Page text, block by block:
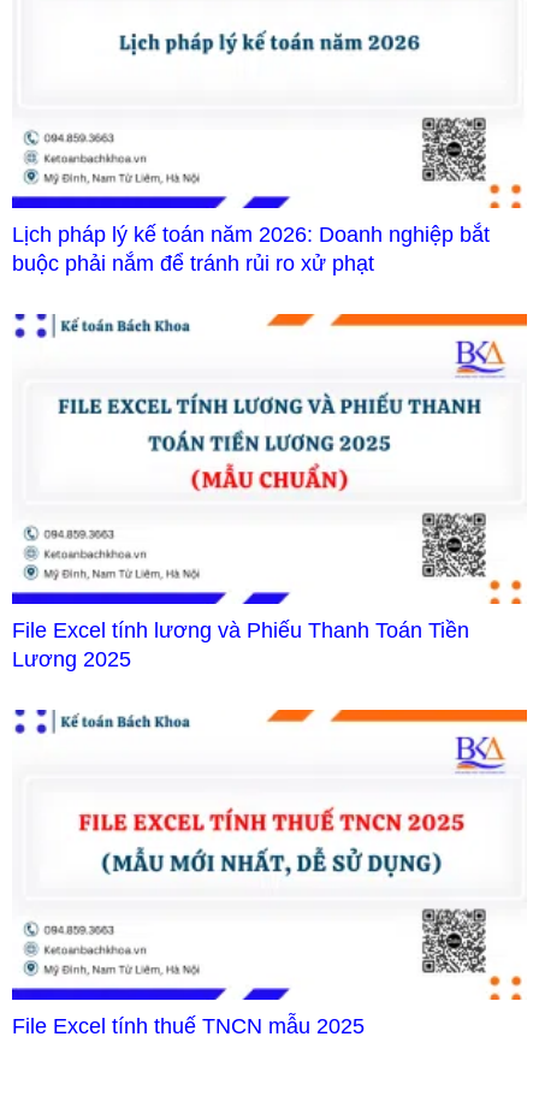
Lịch pháp lý kế toán năm 2026: Doanh nghiệp bắt
buộc phải nắm để tránh rủi ro xử phạt
File Excel tính lương và Phiếu Thanh Toán Tiền
Lương 2025
File Excel tính thuế TNCN mẫu 2025